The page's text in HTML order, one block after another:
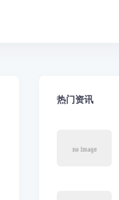
热门资讯